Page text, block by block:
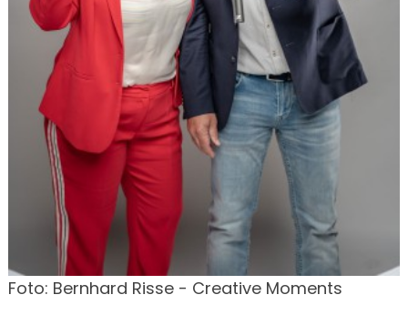
Foto: Bernhard Risse - Creative Moments